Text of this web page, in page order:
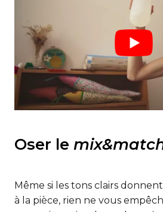
Oser le
Même si les tons clairs
à la pièce, rien ne vous